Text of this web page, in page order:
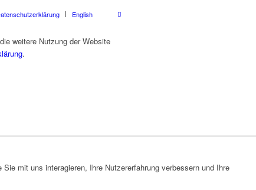
English
weitere Nutzung der Website
.
mit uns interagieren, Ihre Nutzererfahrung verbessern und Ihre